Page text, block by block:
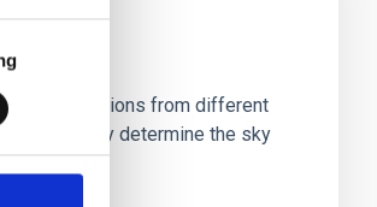
observations from different
accurately determine the sky